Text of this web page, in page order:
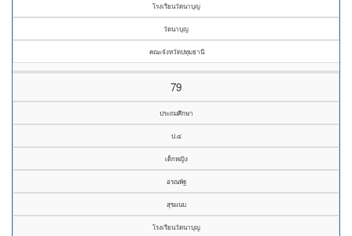
โรงเรียนวัดนาบุญ
วัดนาบุญ
คณะจังหวัดปทุมธานี
79
ประถมศึกษา
ป.๔
เด็กหญิง
อรณพัฐ
สุขแนบ
โรงเรียนวัดนาบุญ